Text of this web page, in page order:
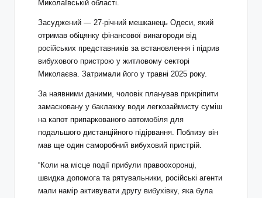
Миколаївській області.
Засуджений — 27-річний мешканець Одеси, який
отримав обіцянку фінансової винагороди від
російських представників за встановлення і підрив
вибухового пристрою у житловому секторі
Миколаєва. Затримали його у травні 2025 року.
За наявними даними, чоловік планував прикріпити
замасковану у баклажку води легкозаймисту суміш
на капот припаркованого автомобіля для
подальшого дистанційного підірвання. Поблизу він
мав ще один саморобний вибуховий пристрій.
“Коли на місце події прибули правоохоронці,
швидка допомога та рятувальники, російські агенти
мали намір активувати другу вибухівку, яка була